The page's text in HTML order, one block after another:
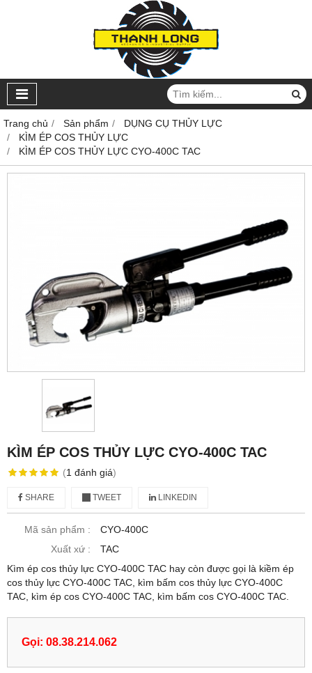
Trang chủ Sản phẩm
DỤNG CỤ THỦY LỰC
KÌM ÉP COS THỦY LỰC
KÌM ÉP COS THỦY LỰC CYO-400C TAC
KÌM ÉP COS THỦY LỰC CYO-400C TAC
(1 đánh giá)
SHARE TWEET LINKEDIN
Mã sản phẩm :
CYO-400C
Xuất xứ :
TAC
Kìm ép cos thủy lực CYO-400C TAC hay còn được gọi là kiềm ép
cos thủy lực CYO-400C TAC, kìm bấm cos thủy lực CYO-400C
TAC, kìm ép cos CYO-400C TAC, kìm bấm cos CYO-400C TAC.
Gọi: 08.38.214.062